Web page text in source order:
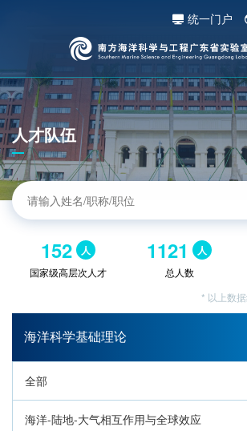
统一门户
人才队伍
152 人
国家级高层次人才
1121 人
总人数
* 以上数
海洋科学基础理论
全部
海洋-陆地-大气相互作用与全球效应